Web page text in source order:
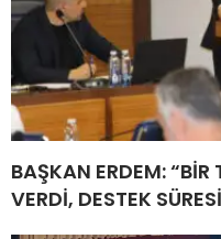
BAŞKAN ERDEM:
VERDİ, DESTEK